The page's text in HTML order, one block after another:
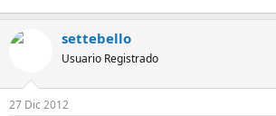
Ademas de pulri los trastes tambien deja bien
precaucion con esto si quieres el diapason con
semibrilloso, porque queda tambien pulido.
hola Landeros
gracias, si ya había pensado en eso el otro día
settebello
Usuario Registrado
27 Dic 2012